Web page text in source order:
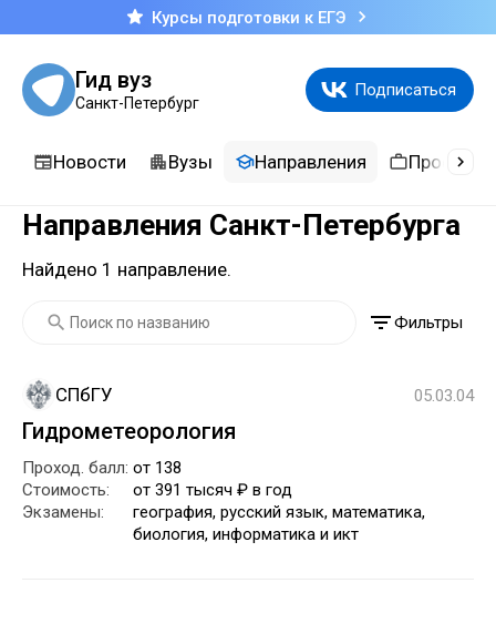
Курсы подготовки к ЕГЭ
Гид вуз
Санкт-Петербург
Подписаться
Новости Вузы Направления
Направления Санкт-Петербурга
Найдено 1 направление.
Фильтры
СПбГУ 05.03.04
Гидрометеорология
Проход. балл: от 138
Стоимость:
от 391 тысяч ₽ в год
Экзамены:
география, русский язык, математика,
биология, информатика и икт